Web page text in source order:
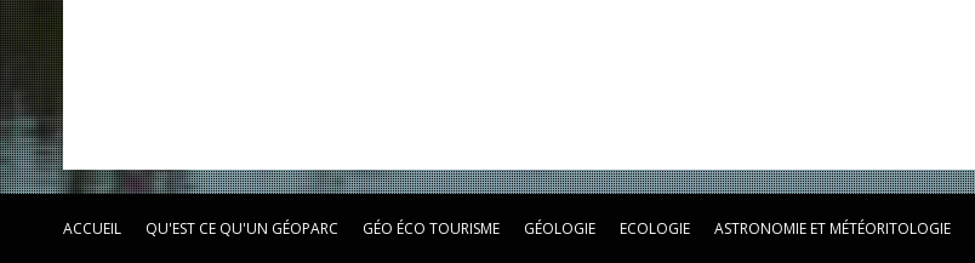
ACCUEIL QU'EST CE QU'UN GÉOPARC GÉO ÉCO TOURISME GÉOLOGIE ECOLOGIE ASTRONOMIE ET MÉTÉORITOLOGIE